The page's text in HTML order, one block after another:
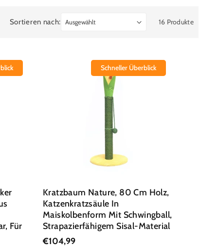
Sortieren nach: 16 Produkte
Für
Schneller Überblick
Kratzbaum Nature, 80 Cm Holz,
Katzenkratzsäule In
Maiskolbenform Mit Schwingball,
Strapazierfähigem Sisal-Material
€104,99